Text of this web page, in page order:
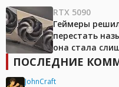
RTX 5090
Геймеры
перестать
она стала
ПОСЛЕДНИЕ
JohnCraft